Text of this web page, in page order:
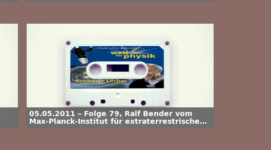
05.05.2011 – Folge 79, Ralf Bender vom
Max-Planck-Institut für extraterrestrische
Physik über Schwarze Löcher